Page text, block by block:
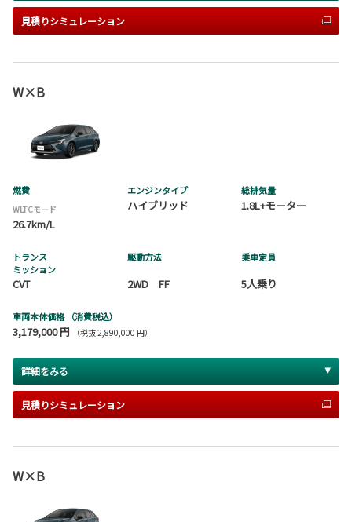
見積りシミュレーション
W×B
燃費
WLTCモード
26.7km/L
エンジンタイプ
ハイブリッド
総排気量
1.8L+モーター
トランス
ミッション
CVT
駆動方法
2WD FF
乗車定員
5人乗り
車両本体価格 （消費税込）
3,179,000 円 （税抜 2,890,000 円）
詳細をみる
見積りシミュレーション
W×B